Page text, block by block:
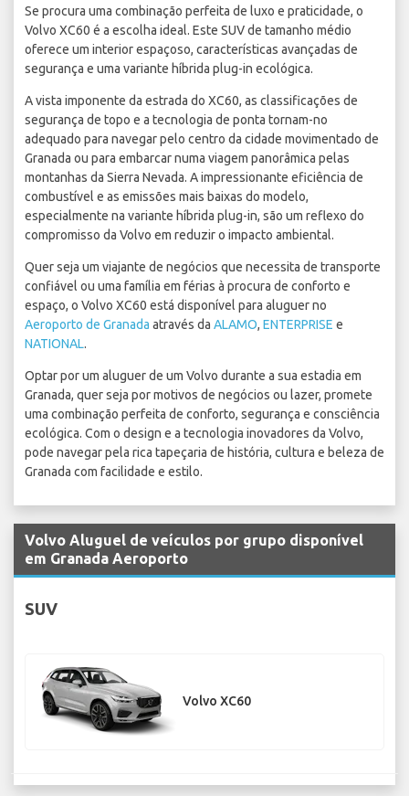
Se procura uma combinação perfeita de luxo e praticidade, o
Volvo XC60 é a escolha ideal. Este SUV de tamanho médio
oferece um interior espaçoso, características avançadas de
segurança e uma variante híbrida plug-in ecológica.
A vista imponente da estrada do XC60, as classificações de
segurança de topo e a tecnologia de ponta tornam-no
adequado para navegar pelo centro da cidade movimentado de
Granada ou para embarcar numa viagem panorâmica pelas
montanhas da Sierra Nevada. A impressionante eficiência de
combustível e as emissões mais baixas do modelo,
especialmente na variante híbrida plug-in, são um reflexo do
compromisso da Volvo em reduzir o impacto ambiental.
Quer seja um viajante de negócios que necessita de transporte
confiável ou uma família em férias à procura de conforto e
espaço, o Volvo XC60 está disponível para aluguer no
Aeroporto de Granada através da ALAMO, ENTERPRISE e
NATIONAL.
Optar por um aluguer de um Volvo durante a sua estadia em
Granada, quer seja por motivos de negócios ou lazer, promete
uma combinação perfeita de conforto, segurança e consciência
ecológica. Com o design e a tecnologia inovadores da Volvo,
pode navegar pela rica tapeçaria de história, cultura e beleza de
Granada com facilidade e estilo.
Volvo Aluguel de veículos por grupo disponível
em Granada Aeroporto
SUV
Volvo XC60